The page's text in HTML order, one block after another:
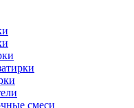
смеси